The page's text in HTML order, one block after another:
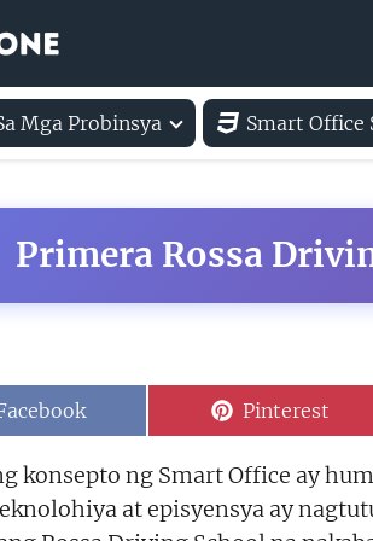
Mga Probinsya Smart Office
Primera Rossa
Share
Pinterest
konsepto ng Smart Office ay
at episyensya ay